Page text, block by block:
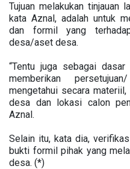
Tujuan melakukan tinjauan
kata Aznal, adalah untuk
dan formil yang
desa/aset desa.
“Tentu juga sebagai dasar
memberikan
mengetahui secara
desa dan lokasi calon
Aznal.
Selain itu, kata dia,
bukti formil pihak yang
desa. (*)